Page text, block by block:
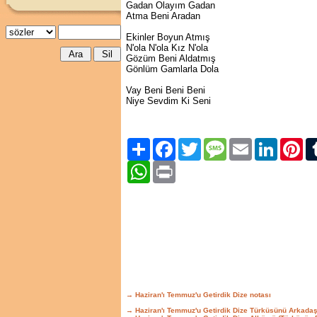
Gadan Olayım Gadan
Atma Beni Aradan
Ekinler Boyun Atmış
N'ola N'ola Kız N'ola
Gözüm Beni Aldatmış
Gönlüm Gamlarla Dola
Vay Beni Beni Beni
Niye Sevdim Ki Seni
Paylaş FacebookTwitter Message Email LinkedIn
WhatsApp
→ Haziran'ı Temmuz'u Getirdik Dize notası
→ Haziran'ı Temmuz'u Getirdik Dize Türküsünü